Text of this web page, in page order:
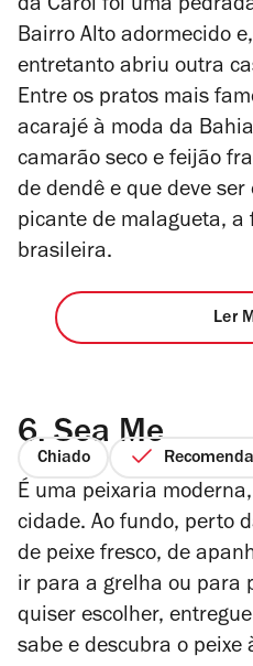
da Carol foi uma
Bairro Alto adormecido
entretanto abriu outra
Entre os pratos mais
acarajé à moda da
camarão seco e feijão
de dendê e que deve
picante de malagueta, a
brasileira.
Ler
6. Sea Me
Chiado
É uma peixaria
cidade. Ao fundo, perto
de peixe fresco, de
ir para a grelha ou para
quiser escolher,
sabe e descubra o peixe